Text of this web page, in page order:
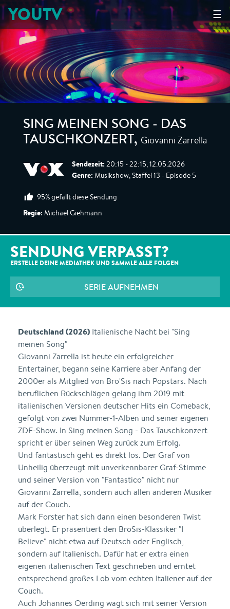
☰
YOUTV
SING MEINEN SONG - DAS
TAUSCHKONZERT, Giovanni Zarrella
Sendezeit: 20:15 - 22:15, 12.05.2026
Genre: Musikshow, Staffel 13 - Episode 5
95% gefällt diese Sendung
Regie: Michael Giehmann
SENDUNG VERPASST?
ERSTELLE DEINE MEDIATHEK UND SAMMLE ALLE FOLGEN
SERIE AUFNEHMEN
Deutschland (2026) Italienische Nacht bei "Sing
meinen Song"
Giovanni Zarrella ist heute ein erfolgreicher
Entertainer, begann seine Karriere aber Anfang der
2000er als Mitglied von Bro'Sis nach Popstars. Nach
beruflichen Rückschlägen gelang ihm 2019 mit
italienischen Versionen deutscher Hits ein Comeback,
gefolgt von zwei Nummer-1-Alben und seiner eigenen
ZDF-Show. In Sing meinen Song - Das Tauschkonzert
spricht er über seinen Weg zurück zum Erfolg.
Und fantastisch geht es direkt los. Der Graf von
Unheilig überzeugt mit unverkennbarer Graf-Stimme
und seiner Version von "Fantastico" nicht nur
Giovanni Zarrella, sondern auch allen anderen Musiker
auf der Couch.
Mark Forster hat sich dann einen besonderen Twist
überlegt. Er präsentiert den BroSis-Klassiker "I
Believe" nicht etwa auf Deutsch oder Englisch,
sondern auf Italienisch. Dafür hat er extra einen
eigenen italienischen Text geschrieben und erntet
entsprechend großes Lob vom echten Italiener auf der
Couch.
Auch Johannes Oerding wagt sich mit seiner Version